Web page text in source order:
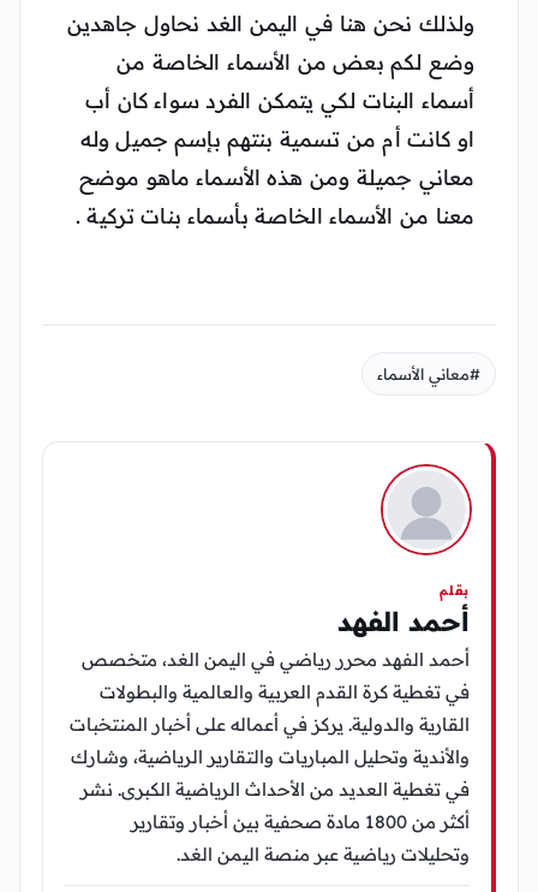
ولذلك نحن هنا في اليمن الغد نحاول جاهدين
وضع لكم بعض من الأسماء الخاصة من
أسماء البنات لكي يتمكن الفرد سواء كان أب
او كانت أم من تسمية بنتهم بإسم جميل وله
معاني جميلة ومن هذه الأسماء ماهو موضح
معنا من الأسماء الخاصة بأسماء بنات تركية .
#معاني الأسماء
بقلم
أحمد الفهد
أحمد الفهد محرر رياضي في اليمن الغد، متخصص
في تغطية كرة القدم العربية والعالمية والبطولات
القارية والدولية. يركز في أعماله على أخبار المنتخبات
والأندية وتحليل المباريات والتقارير الرياضية، وشارك
في تغطية العديد من الأحداث الرياضية الكبرى. نشر
أكثر من 1800 مادة صحفية بين أخبار وتقارير
وتحليلات رياضية عبر منصة اليمن الغد.